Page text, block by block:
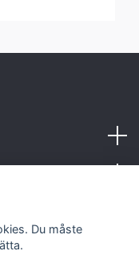
Du måste